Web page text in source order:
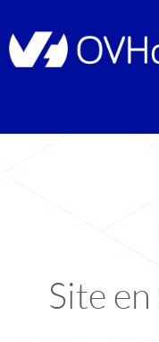
Site